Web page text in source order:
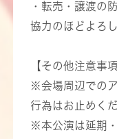
・転売・譲渡の
協力のほどよろ
【その他注意事項
※会場周辺での
行為はお止めく
※本公演は延期